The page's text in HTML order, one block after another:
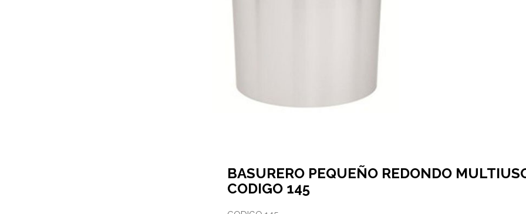
BASURERO PEQUEÑO REDONDO
CODIGO 145